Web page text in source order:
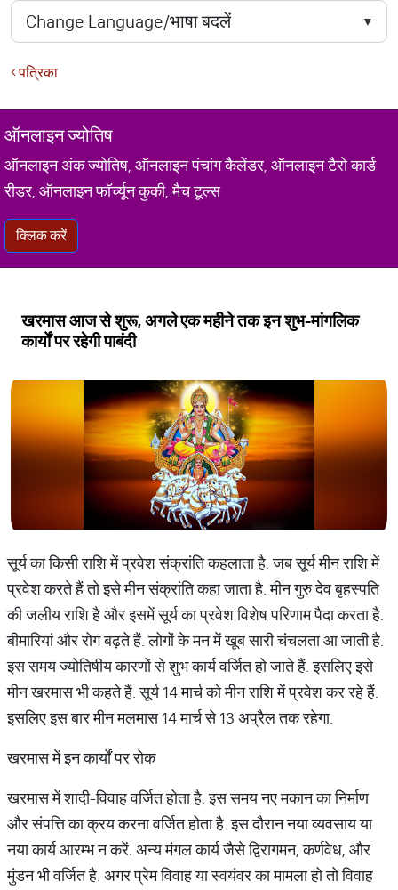
पत्रिका
ऑनलाइन ज्योतिष
ऑनलाइन अंक ज्योतिष, ऑनलाइन पंचांग कैलेंडर, ऑनलाइन टैरो कार्ड
रीडर, ऑनलाइन फॉर्च्यून कुकी, मैच टूल्स
क्लिक करें
खरमास आज से शुरू, अगले एक महीने तक इन शुभ-मांगलिक
कार्यों पर रहेगी पाबंदी
सूर्य का किसी राशि में प्रवेश संक्रांति कहलाता है. जब सूर्य मीन राशि में
प्रवेश करते हैं तो इसे मीन संक्रांति कहा जाता है. मीन गुरु देव बृहस्पति
की जलीय राशि है और इसमें सूर्य का प्रवेश विशेष परिणाम पैदा करता है.
बीमारियां और रोग बढ़ते हैं. लोगों के मन में खूब सारी चंचलता आ जाती है.
इस समय ज्योतिषीय कारणों से शुभ कार्य वर्जित हो जाते हैं. इसलिए इसे
मीन खरमास भी कहते हैं. सूर्य 14 मार्च को मीन राशि में प्रवेश कर रहे हैं.
इसलिए इस बार मीन मलमास 14 मार्च से 13 अप्रैल तक रहेगा.
खरमास में इन कार्यों पर रोक
खरमास में शादी-विवाह वर्जित होता है. इस समय नए मकान का निर्माण
और संपत्ति का क्रय करना वर्जित होता है. इस दौरान नया व्यवसाय या
नया कार्य आरम्भ न करें. अन्य मंगल कार्य जैसे द्विरागमन, कर्णवेध, और
मुंडन भी वर्जित है. अगर प्रेम विवाह या स्वयंवर का मामला हो तो विवाह